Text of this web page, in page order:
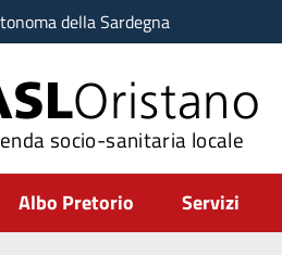
della Sardegna
Oristano
socio-sanitaria locale
Albo Pretorio Servizi